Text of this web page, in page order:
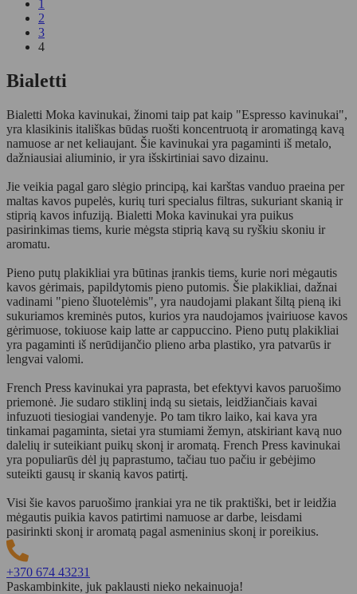
1
2
3
4
Bialetti
Bialetti Moka kavinukai, žinomi taip pat kaip "Espresso kavinukai",
yra klasikinis itališkas būdas ruošti koncentruotą ir aromatingą kavą
namuose ar net keliaujant. Šie kavinukai yra pagaminti iš metalo,
dažniausiai aliuminio, ir yra išskirtiniai savo dizainu.
Jie veikia pagal garo slėgio principą, kai karštas vanduo praeina per
maltas kavos pupelės, kurių turi specialus filtras, sukuriant skanią ir
stiprią kavos infuziją. Bialetti Moka kavinukai yra puikus
pasirinkimas tiems, kurie mėgsta stiprią kavą su ryškiu skoniu ir
aromatu.
Pieno putų plakikliai yra būtinas įrankis tiems, kurie nori mėgautis
kavos gėrimais, papildytomis pieno putomis. Šie plakikliai, dažnai
vadinami "pieno šluotelėmis", yra naudojami plakant šiltą pieną iki
sukuriamos kreminės putos, kurios yra naudojamos įvairiuose kavos
gėrimuose, tokiuose kaip latte ar cappuccino. Pieno putų plakikliai
yra pagaminti iš nerūdijančio plieno arba plastiko, yra patvarūs ir
lengvai valomi.
French Press kavinukai yra paprasta, bet efektyvi kavos paruošimo
priemonė. Jie sudaro stiklinį indą su sietais, leidžiančiais kavai
infuzuoti tiesiogiai vandenyje. Po tam tikro laiko, kai kava yra
tinkamai pagaminta, sietai yra stumiami žemyn, atskiriant kavą nuo
dalelių ir suteikiant puikų skonį ir aromatą. French Press kavinukai
yra populiarūs dėl jų paprastumo, tačiau tuo pačiu ir gebėjimo
suteikti gausų ir skanią kavos patirtį.
Visi šie kavos paruošimo įrankiai yra ne tik praktiški, bet ir leidžia
mėgautis puikia kavos patirtimi namuose ar darbe, leisdami
pasirinkti skonį ir aromatą pagal asmeninius skonį ir poreikius.
+370 674 43231
Paskambinkite, juk paklausti nieko nekainuoja!